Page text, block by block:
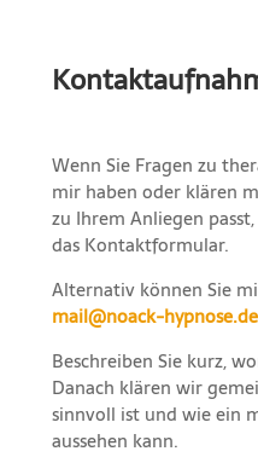
Wenn Sie Fragen zu
mir haben oder klären
zu Ihrem Anliegen
das Kontaktformular.
Alternativ können Sie
mail@noack-hypnose.de
Beschreiben Sie kurz,
Danach klären wir
sinnvoll ist und wie ein
aussehen kann.